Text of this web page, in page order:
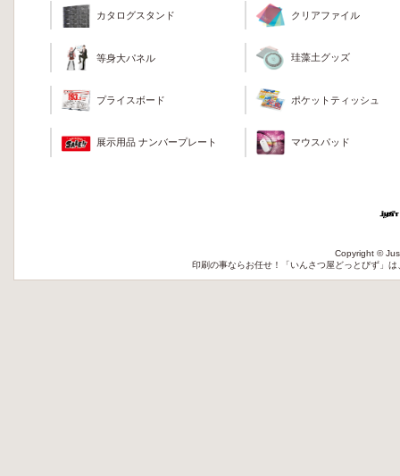
カタログスタンド
等身大パネル
プライスボード
展示用品 ナンバープレート
クリアファイル
珪藻土グッズ
ポケットティッシュ
マウスパッド
Copyright ©
印刷の事ならお任せ！「いんさつ屋どっとびず」は